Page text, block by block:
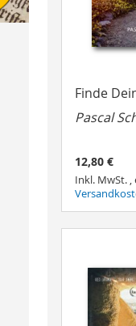
Finde
Pascal
12,80 €
Inkl. MwSt. ,